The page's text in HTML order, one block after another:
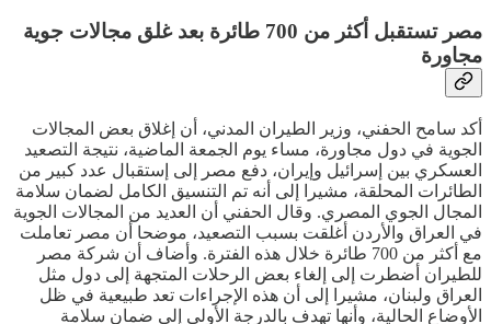
مصر تستقبل أكثر من 700 طائرة بعد غلق مجالات جوية
مجاورة
أكد سامح الحفني، وزير الطيران المدني، أن إغلاق بعض المجالات
الجوية في دول مجاورة، مساء يوم الجمعة الماضية، نتيجة التصعيد
العسكري بين إسرائيل وإيران، دفع مصر إلى إستقبال عدد كبير من
الطائرات المحلقة، مشيرا إلى أنه تم التنسيق الكامل لضمان سلامة
المجال الجوي المصري. وقال الحفني أن العديد من المجالات الجوية
في العراق والأردن أغلقت بسبب التصعيد، موضحا أن مصر تعاملت
مع أكثر من 700 طائرة خلال هذه الفترة. وأضاف أن شركة مصر
للطيران أضطرت إلى إلغاء بعض الرحلات المتجهة إلى دول مثل
العراق ولبنان، مشيرا إلى أن هذه الإجراءات تعد طبيعية في ظل
الأوضاع الحالية، وأنها تهدف بالدرجة الأولى إلى ضمان سلامة